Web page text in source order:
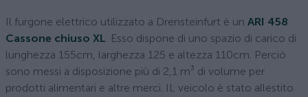
Il furgone elettrico utilizzato a Drensteinfurt è un ARI 458
Cassone chiuso XL. Esso dispone di uno spazio di carico di
lunghezza 155cm, larghezza 125 e altezza 110cm. Perciò
sono messi a disposizione più di 2,1 m³ di volume per
prodotti alimentari e altre merci. IL veicolo è stato allestito